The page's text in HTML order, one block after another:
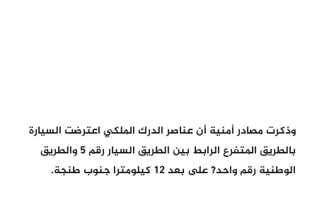
وذكرت مصادر أمنية أن عناصر الدرك الملكي اعترضت السيارة
بالطريق المتفرع الرابط بين الطريق السيار رقم 5 والطريق
الوطنية رقم واحد? على بعد 12 كيلومترا جنوب طنجة.